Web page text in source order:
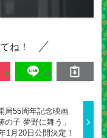
ね！
局55周年記念映画
の子 夢野に舞う」
1月20日公開決定！